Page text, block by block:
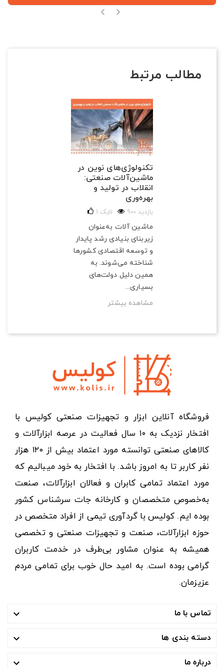
مطالب مرتبط
تکنولوژی‌های نوین در
ماشین‌آلات صنعتی:
انقلاب در تولید و
بهره‌وری
900 بازدید 1 لایک
ماشین آلات به‌عنوان
زیربنای بنیادی رشد پایدار
و توسعه اقتصادی کشورها
شناخته می‌شوند. به
همین دلیل دولت‌های
بسیاری...
مشاهده بیشتر
فروشگاه آنلاین ابزار و تجهیزات صنعتی کولیس با
افتخار نزدیک به ۱۰ سال فعالیت در عرصه ابزارآلات و
کالاهای صنعتی توانسته مورد اعتماد بیش از ۱۲۰ هزار
نفر کاربر تا به امروز باشد. با افتخار به خود میبالیم که
مورد اعتماد تمامی کابران و فعالان ابزارآلات، صنعت
به‌خصوص متخصصان و کارخانه جات سرشناس کشور
بوده ایم. کولیس با گردآوری تیمی از افراد متخصص در
حوزه ابزارآلات، صنعت و تجهیزات صنعتی و تخصصی
همیشه به عنوان مشاور بی‌طرف در خدمت کاربران
گرامی بوده است. به امید حال خوب برای تمامی مردم
عزیزمان.
تماس با ما 
دسته بندی ها 
درباره ما 